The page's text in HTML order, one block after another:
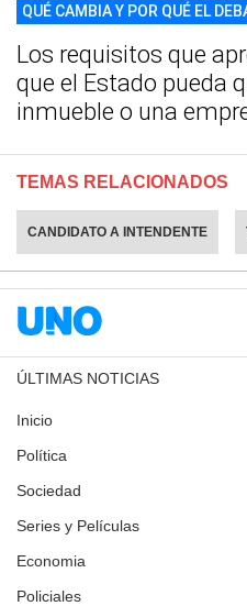
QUÉ CAMBIA Y POR QUÉ EL
Los requisitos que
que el Estado pueda
inmueble o una
TEMAS RELACIONADOS
CANDIDATO A INTENDENTE
ÚLTIMAS NOTICIAS
Inicio
Política
Sociedad
Series y Películas
Economia
Policiales